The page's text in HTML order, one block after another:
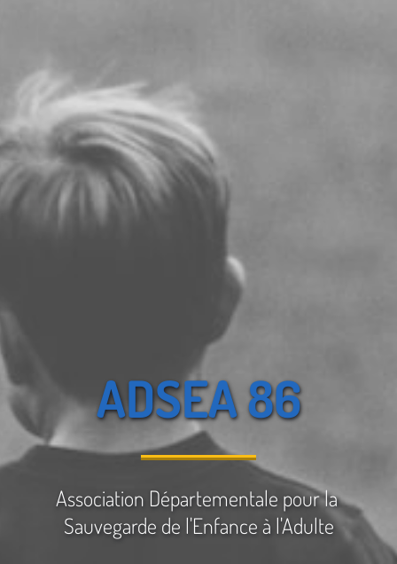
ADSEA 86
Association Départementale pour la
Sauvegarde de l'Enfance à l'Adulte